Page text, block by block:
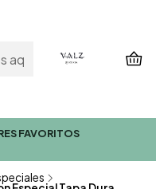
FAVORITOS